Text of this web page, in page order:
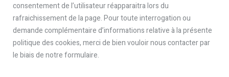
consentement de l’utilisateur réapparaitra lors du
rafraichissement de la page. Pour toute interrogation ou
demande complémentaire d’informations relative à la présente
politique des cookies, merci de bien vouloir nous contacter par
le biais de notre formulaire.